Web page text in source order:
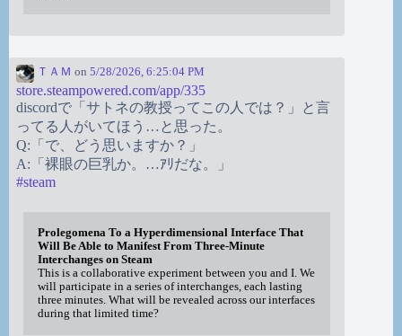
ＴＡＭ on 5/28/2026, 6:25:04 PM
store.steampowered.com/app/335
discordで「サトネの教授ってこの人では？」と言
ってる人がいてほう…と思った。
Q:「で、どう思いますか？」
A:「裸眼の巨乳か。…ｱﾘだな。」
#steam
Prolegomena To a Hyperdimensional Interface That
Will Be Able to Manifest From Three-Minute
Interchanges on Steam
This is a collaborative experiment between you and I. We
will participate in a series of interchanges, each lasting
three minutes. What will be revealed across our interfaces
during that limited time?